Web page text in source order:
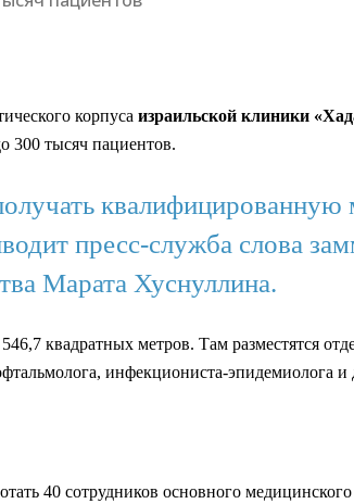
корпуса израильской клиники
300 тысяч пациентов.
пресс-служба слова
Марата Хуснуллина.
квадратных метров. Там разместятся
инфекциониста-эпидемиолога
40 сотрудников основного